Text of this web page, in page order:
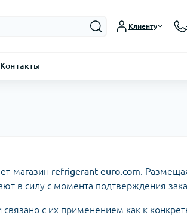
Клиенту
Контакты
магазин refrigerant-euro.com.
в силу с момента подтверждения
с их применением как к